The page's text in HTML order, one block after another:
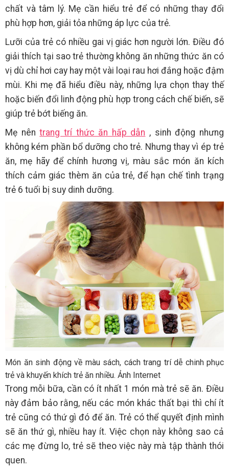
chất và tâm lý. Mẹ cần hiểu trẻ để có những thay đổi
phù hợp hơn, giải tỏa những áp lực của trẻ.
Lưỡi của trẻ có nhiều gai vị giác hơn người lớn. Điều đó
giải thích tại sao trẻ thường không ăn những thức ăn có
vị dù chỉ hơi cay hay một vài loại rau hơi đắng hoặc đậm
mùi. Khi mẹ đã hiểu điều này, những lựa chọn thay thế
hoặc biến đổi linh động phù hợp trong cách chế biến, sẽ
giúp trẻ bớt biếng ăn.
Mẹ nêntrang trí thức ăn hấp dẫn , sinh động nhưng
không kém phần bổ dưỡng cho trẻ. Nhưng thay vì ép trẻ
ăn, mẹ hãy để chính hương vị, màu sắc món ăn kích
thích cảm giác thèm ăn của trẻ, để hạn chế tình trạng
trẻ 6 tuổi bị suy dinh dưỡng.
Món ăn sinh động về màu sách, cách trang trí dễ chinh phục
trẻ và khuyến khích trẻ ăn nhiều. Ảnh Internet
Trong mỗi bữa, cần có ít nhất 1 món mà trẻ sẽ ăn. Điều
này đảm bảo rằng, nếu các món khác thất bại thì chí ít
trẻ cũng có thứ gì đó để ăn. Trẻ có thể quyết định mình
sẽ ăn thứ gì, nhiều hay ít. Việc chọn này không sao cả
các mẹ đừng lo, trẻ sẽ theo việc này mà tập thành thói
quen.